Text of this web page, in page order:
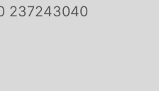
237243040